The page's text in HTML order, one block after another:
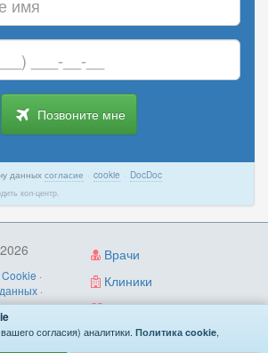
номер
телефона
Позвоните мне
данных согласие · cookie · DocDoc
кол-центр.
Врачи
Клиники
Диагностика
Cookie ·
·
·
согласия) аналитики. Политика cookie,